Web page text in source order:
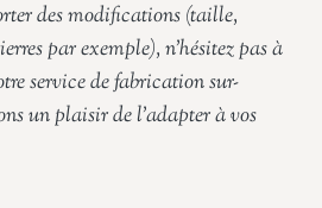
des modifications (taille,
par exemple), n’hésitez pas à
service de fabrication sur-
un plaisir de l’adapter à vos